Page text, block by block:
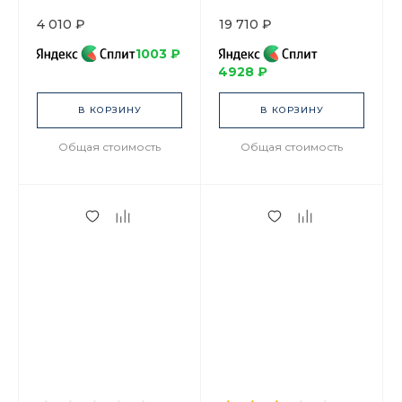
14.01064.02
4 010 ₽
1003 ₽
В КОРЗИНУ
Общая стоимость
19 710 ₽
4928 ₽
В КОРЗИНУ
Общая стоимость